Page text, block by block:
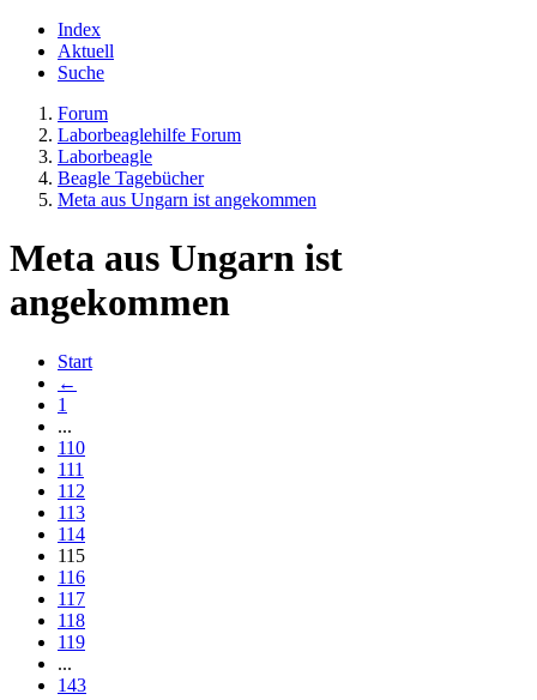
Index
Aktuell
Suche
Forum
Laborbeaglehilfe Forum
Laborbeagle
Beagle Tagebücher
Meta aus Ungarn ist angekommen
Meta aus Ungarn ist
angekommen
Start
←
1
...
110
111
112
113
114
115
116
117
118
119
...
143